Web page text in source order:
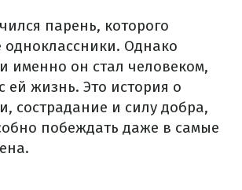
парень, которого
одноклассники. Однако
именно он стал человеком,
ей жизнь. Это история о
сострадание и силу добра,
побеждать даже в самые